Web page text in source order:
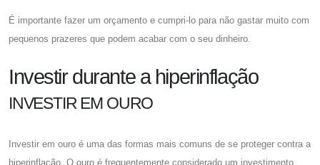
É importante fazer um orçamento e cumpri-lo para não gastar muito com
pequenos prazeres que podem acabar com o seu dinheiro.
Investir durante a hiperinflação
INVESTIR EM OURO
Investir em ouro é uma das formas mais comuns de se proteger contra a
hiperinflação. O ouro é frequentemente considerado um investimento